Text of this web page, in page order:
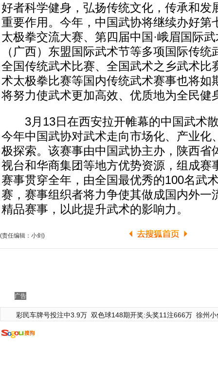
好者科学健身，弘扬传统文化，传承和发
重要作用。今年，中国武协将继续办好第
太极拳交流大赛、第四届中国·峨眉国际
（广西）东盟国际武术节等多项国际传统
全国传统武术比赛、全国武术之乡武术比
术太极拳比赛等国内传统武术赛事也将如
将努力使武术更加高效、优质地为全民健
3月13日在西安拉开帷幕的中国武术
今年中国武协对武术走向市场化、产业化
极探索。该赛事由中国武协主办，陕西省
视台和华商集团等地方优势资源，组成赛
赛事贯穿全年，由全国最优秀的100名武
赛，赛事组织者将力争使其做成国内外一
精品赛事，以此提升武术的影响力。
(责任编辑：小剑)
广告
彩民车牌号投注中3.9万 双色球148期开奖:头奖11注666万 徐州